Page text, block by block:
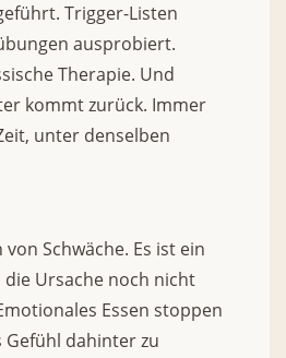
Trigger-Listen
ausprobiert.
Therapie. Und
kommt zurück. Immer
unter denselben
Schwäche. Es ist ein
Ursache noch nicht
Essen stoppen
Gefühl dahinter zu